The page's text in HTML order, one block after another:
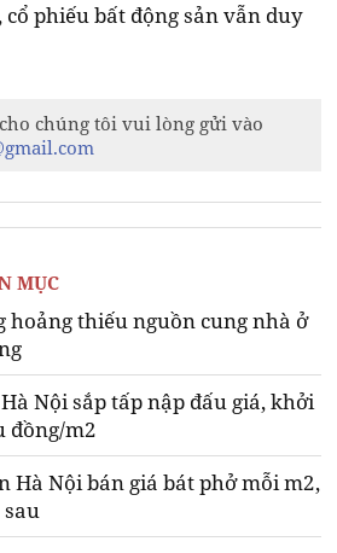
phiếu bất động sản vẫn duy
chúng tôi vui lòng gửi vào
MỤC
thiếu nguồn cung nhà ở
Nội sắp tấp nập đấu giá, khởi
đồng/m2
Hà Nội bán giá bát phở mỗi m2,